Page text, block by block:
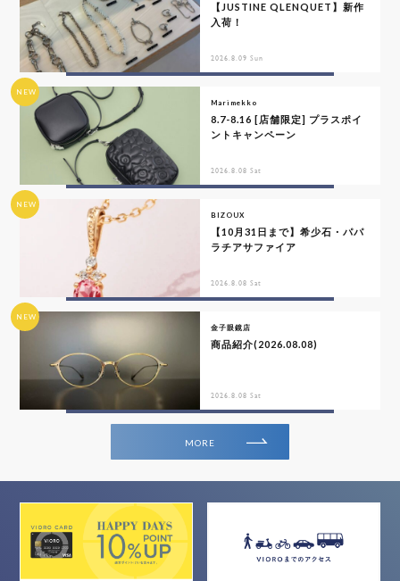
【JUSTINE QLENQUET】新作
入荷！
2026.8.09 Sun
NEW
Marimekko
8.7-8.16 [店舗限定] プラスポイ
ントキャンペーン
2026.8.08 Sat
NEW
BIZOUX
【10月31日まで】希少石・パパ
ラチアサファイア
2026.8.08 Sat
NEW
金子眼鏡店
商品紹介(2026.08.08)
2026.8.08 Sat
MORE